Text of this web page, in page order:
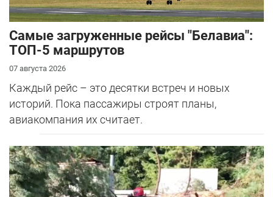
Самые загруженные рейсы "Белавиа":
ТОП-5 маршрутов
07 августа 2026
Каждый рейс – это десятки встреч и новых
историй. Пока пассажиры строят планы,
авиакомпания их считает.